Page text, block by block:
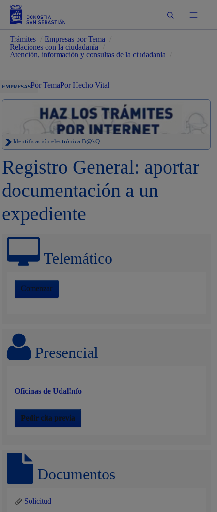
Buscar
Trámites Empresas por Tema
Relaciones con la ciudadanía
Atención, información y consultas de la ciudadanía
EMPRESASPor TemaPor Hecho Vital
Identificación electrónica B@kQ
Registro General: aportar
documentación a un
expediente
Telemático
Comenzar
Presencial
Oficinas de Udal!nfo
Pedir cita previa
Documentos
Solicitud